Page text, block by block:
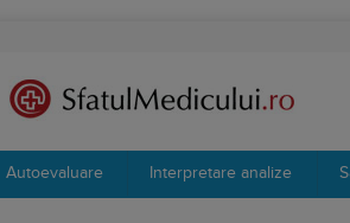
Autoevaluare Interpretare analize